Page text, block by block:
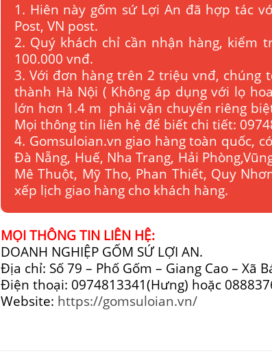
1. Hiên này gốm sứ Lợi An đã hợp tác
Post, VN post.
2. Quý khách chỉ cần nhận hàng, kiểm
100.000 vnđ.
3. Với đơn hàng trên 2 triệu vnđ, chúng
thành Hà Nội ( Không áp dụng với lọ
lớn hơn 1.4 m phải vận chuyển riêng
Mọi thông tin liên hệ để biết chi tiết:
4. Gomsuloian.vn giao hàng toàn quốc,
Đà Nẵng, Huế, Nha Trang, Hải
Mê Thuột, Mỹ Tho, Phan Thiết, Quy
xếp lịch giao hàng cho khách hàng.
MỌI THÔNG TIN LIÊN HỆ:
DOANH NGHIỆP GỐM SỨ LỢI AN.
Địa chỉ: Số 79 – Phố Gốm – Giang Cao – Xã
Điện thoại: 0974813341(Hưng) hoặc
Website: https://gomsuloian.vn/